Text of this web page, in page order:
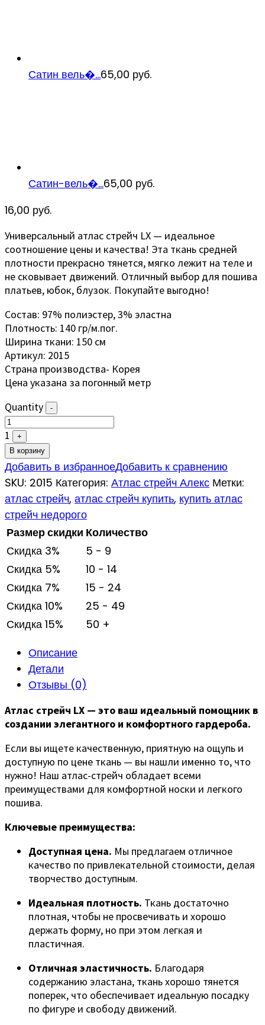
Сатин вель�...65,00 руб.
Сатин-вель�...65,00 руб.
16,00 руб.
Универсальный атлас стрейч LX — идеальное
соотношение цены и качества! Эта ткань средней
плотности прекрасно тянется, мягко лежит на теле и
не сковывает движений. Отличный выбор для пошива
платьев, юбок, блузок. Покупайте выгодно!
Состав: 97% полиэстер, 3% эластна
Плотность: 140 гр/м.пог.
Ширина ткани: 150 см
Артикул: 2015
Страна производства- Корея
Цена указана за погонный метр
Quantity
-
1 +
В корзину
Добавить в избранноеДобавить к сравнению
SKU: 2015 Категория: Атлас стрейч Алекс Метки:
атлас стрейч, атлас стрейч купить, купить атлас
стрейч недорого
Размер скидки Количество
Скидка 3%
5 - 9
Скидка 5%
10 - 14
Скидка 7%
15 - 24
Скидка 10%
25 - 49
Скидка 15%
50 +
Описание
Детали
Отзывы (0)
Атлас стрейч LX — это ваш идеальный помощник в
создании элегантного и комфортного гардероба.
Если вы ищете качественную, приятную на ощупь и
доступную по цене ткань — вы нашли именно то, что
нужно! Наш атлас-стрейч обладает всеми
преимуществами для комфортной носки и легкого
пошива.
Ключевые преимущества:
Доступная цена. Мы предлагаем отличное
качество по привлекательной стоимости, делая
творчество доступным.
Идеальная плотность. Ткань достаточно
плотная, чтобы не просвечивать и хорошо
держать форму, но при этом легкая и
пластичная.
Отличная эластичность. Благодаря
содержанию эластана, ткань хорошо тянется
поперек, что обеспечивает идеальную посадку
по фигуре и свободу движений.